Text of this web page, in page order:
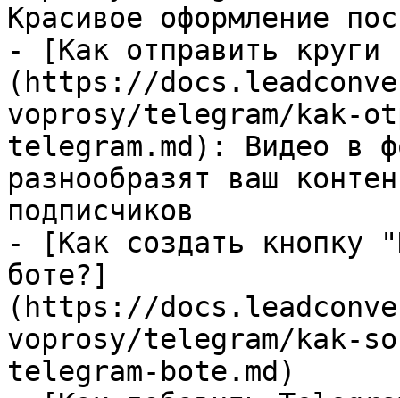
Красивое оформление
- [Как отправить круги
(https://
voprosy/telegram/kak-
telegram.md): Видео в
разнообразят ваш
подписчиков
- [Как создать кнопку
боте?]
(https://
voprosy/telegram/kak-
telegram-bote.md)